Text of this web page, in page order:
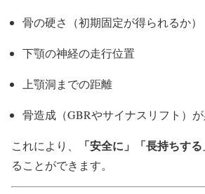
骨の硬さ（初期固定が得られるか）
下顎の神経の走行位置
上顎洞までの距離
骨造成（GBRやサイナスリフト）
これにより、 「安全に」「長持ちす
ることができます。